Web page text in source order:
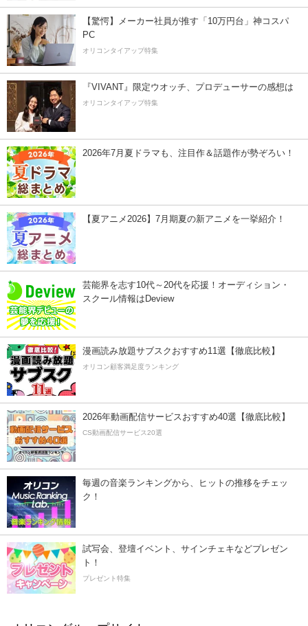
【驚愕】メーカー社員が推す「10万円台」神コスパ
PC
オリコンタイアップ特集
『VIVANT』限定ウオッチ、プロデューサーの感想は
オリコンタイアップ特集
2026年7月夏ドラマも、注目作＆話題作が勢ぞろい！
【夏アニメ2026】7月期夏の新アニメを一挙紹介！
芸能界を志す10代～20代を応援！オーディション・
スクール情報はDeview
漫画読み放題サブスクおすすめ11選【徹底比較】
オリコン顧客満足度ランキング
2026年動画配信サービスおすすめ40選【徹底比較】
CS動画配信サービス20選
毎週の音楽ランキングから、ヒットの推移をチェッ
ク！
試写会、登壇イベント、サインチェキなどプレゼン
ト！
プレゼント特集